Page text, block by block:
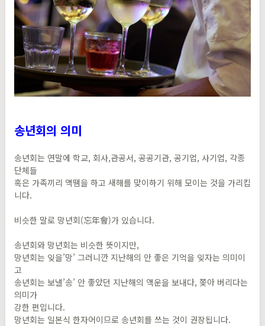
송년회의 의미
송년회는 연말에 학교, 회사,관공서, 공공기관, 공기업, 사기업, 각종
단체들
혹은 가족끼리 액땜을 하고 새해를 맞이하기 위해 모이는 것을 가리킵
니다.
비슷한 말로 망년회(忘年會)가 있습니다.
송년회와 망년회는 비슷한 뜻이지만,
망년회는 잊을’망’ 그러니깐 지난해의 안 좋은 기억을 잊자는 의미이
고
송년회는 보낼’송’ 안 좋았던 지난해의 액운을 보내다, 쫒아 버리다는
의미가
강한 편입니다.
망년회는 일본식 한자어이므로 송년회를 쓰는 것이 권장됩니다.